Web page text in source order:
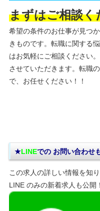
まずはご相談く
希望の条件のお仕事が見つ
きものです。転職に関する
はお気軽にご相談ください
させていただきます。転職
で、お任せください！！
★LINEでの お問い合わせ
この求人の詳しい情報を知
LINE のみの新着求人も公開